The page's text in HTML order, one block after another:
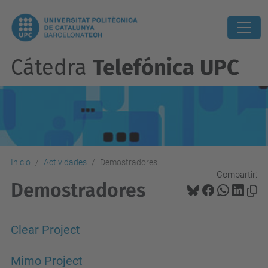
Cátedra Telefónica UPC
Inicio Actividades Demostradores
Compartir:
Demostradores
Clear Project
Mimo Project